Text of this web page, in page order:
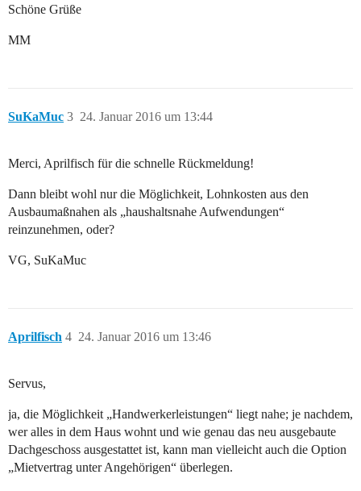
Schöne Grüße
MM
SuKaMuc 24. Januar 2016 um 13:44
3
Merci, Aprilfisch für die schnelle Rückmeldung!
Dann bleibt wohl nur die Möglichkeit, Lohnkosten aus den
Ausbaumaßnahen als „haushaltsnahe Aufwendungen“
reinzunehmen, oder?
VG, SuKaMuc
Aprilfisch 24. Januar 2016 um 13:46
4
Servus,
ja, die Möglichkeit „Handwerkerleistungen“ liegt nahe; je nachdem,
wer alles in dem Haus wohnt und wie genau das neu ausgebaute
Dachgeschoss ausgestattet ist, kann man vielleicht auch die Option
„Mietvertrag unter Angehörigen“ überlegen.